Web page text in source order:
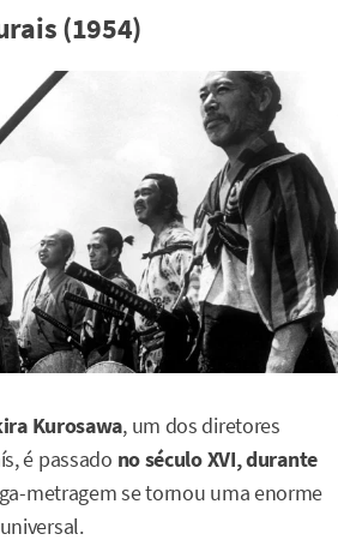
(1954)
Kurosawa, um dos diretores
é passado no século XVI, durante
metragem se tornou uma enorme